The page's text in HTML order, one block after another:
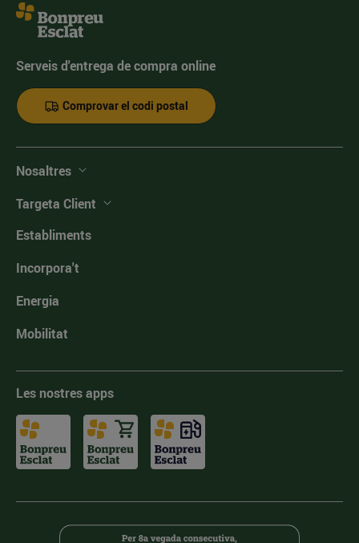
Serveis d'entrega de compra online
Comprovar el codi postal
Nosaltres
Targeta Client
Establiments
Incorpora't
Energia
Mobilitat
Les nostres apps